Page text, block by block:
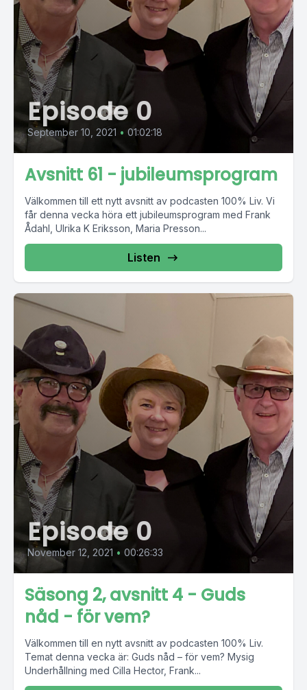
Episode 0
September 10, 2021 • 01:02:18
Avsnitt 61 - jubileumsprogram
Välkommen till ett nytt avsnitt av podcasten 100% Liv. Vi
får denna vecka höra ett jubileumsprogram med Frank
Ådahl, Ulrika K Eriksson, Maria Presson...
Listen
Episode 0
November 12, 2021 • 00:26:33
Säsong 2, avsnitt 4 - Guds
nåd - för vem?
Välkommen till en nytt avsnitt av podcasten 100% Liv.
Temat denna vecka är: Guds nåd – för vem? Mysig
Underhållning med Cilla Hector, Frank...